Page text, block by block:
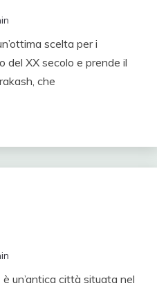
INDIA,
IN
IN
INDIA,
INDE,
scelta per i
del XX secolo e prende il
che
un’antica città situata nel